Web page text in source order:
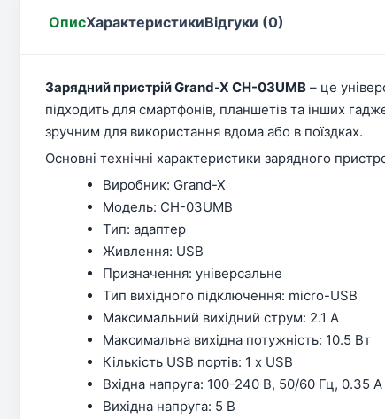
ОписХарактеристикиВідгуки (0)
Зарядний пристрій Grand-X CH-03UMB – це
підходить для смартфонів, планшетів та інших
зручним для використання вдома або в поїздках.
Основні технічні характеристики зарядного
Виробник: Grand-X
Модель: CH-03UMB
Тип: адаптер
Живлення: USB
Призначення: універсальне
Тип вихідного підключення: micro-USB
Максимальний вихідний струм: 2.1 A
Максимальна вихідна потужність: 10.5 Вт
Кількість USB портів: 1 x USB
Вхідна напруга: 100-240 В, 50/60 Гц, 0.35
Вихідна напруга: 5 В